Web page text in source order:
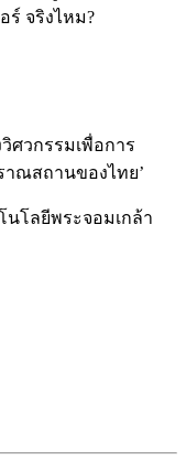
ร์ จริงไหม?
ศวกรรมเพื่อการ
าณสถานของไทย’
โลยีพระจอมเกล้า